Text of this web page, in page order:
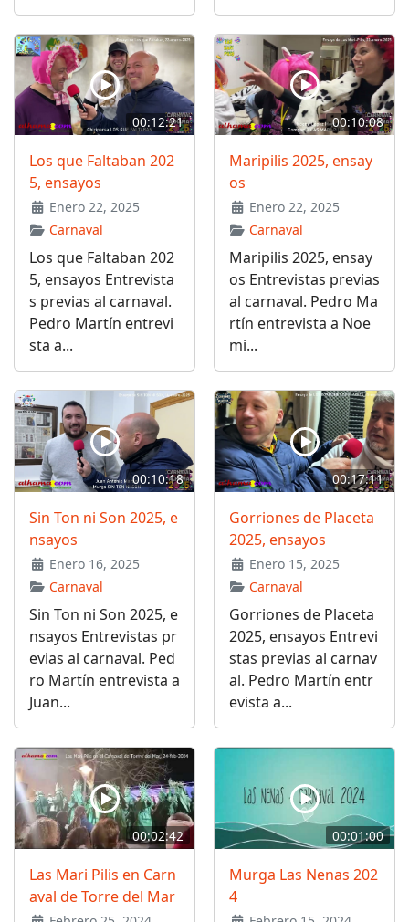
00:12:21
Los que Faltaban 202
5, ensayos
Enero 22, 2025
Carnaval
Los que Faltaban 202
5, ensayos Entrevista
s previas al carnaval.
Pedro Martín entrevi
sta a...
00:10:08
Maripilis 2025, ensay
os
Enero 22, 2025
Carnaval
Maripilis 2025, ensay
os Entrevistas previas
al carnaval. Pedro Ma
rtín entrevista a Noe
mi...
00:10:18
Sin Ton ni Son 2025, e
nsayos
Enero 16, 2025
Carnaval
Sin Ton ni Son 2025, e
nsayos Entrevistas pr
evias al carnaval. Ped
ro Martín entrevista a
Juan...
00:17:11
Gorriones de Placeta
2025, ensayos
Enero 15, 2025
Carnaval
Gorriones de Placeta
2025, ensayos Entrevi
stas previas al carnav
al. Pedro Martín entr
evista a...
00:02:42
Las Mari Pilis en Carn
aval de Torre del Mar
00:01:00
Murga Las Nenas 202
4